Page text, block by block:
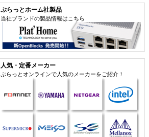
ぷらっとホーム社製品
当社ブランドの製品情報はこちら
人気・定番メーカー
ぷらっとオンラインで人気のメーカーをご紹介！